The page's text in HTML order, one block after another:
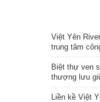
Việt Yên
trung tâm
Biệt thự ven
thượng lưu
Liền kề Việt